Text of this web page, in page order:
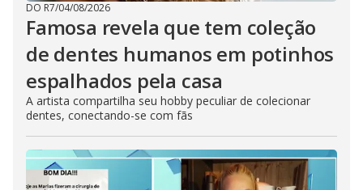
DO R7/04/08/2026
Famosa revela que tem coleção
de dentes humanos em potinhos
espalhados pela casa
A artista compartilha seu hobby peculiar de colecionar
dentes, conectando-se com fãs